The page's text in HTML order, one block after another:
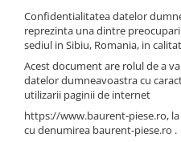
Piese transmisie
Cardane
Punti - axe
Diverse piese transmisie
Piese ambreiaj
Planetare
Piese Caterpillar
Piese Volvo
Piese motor Yanmar
Piese Fiat
Piese Snorkel
Confidentialitatea datelor
reprezinta una dintre
sediul in Sibiu, Romania, in
Acest document are rolul de a
datelor dumneavoastra cu
utilizarii paginii de internet
https://www.baurent-piese.ro,
cu denumirea baurent-piese.ro .